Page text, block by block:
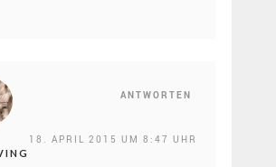
ANTWORTEN
18. APRIL 2015 UM 8:47 UHR